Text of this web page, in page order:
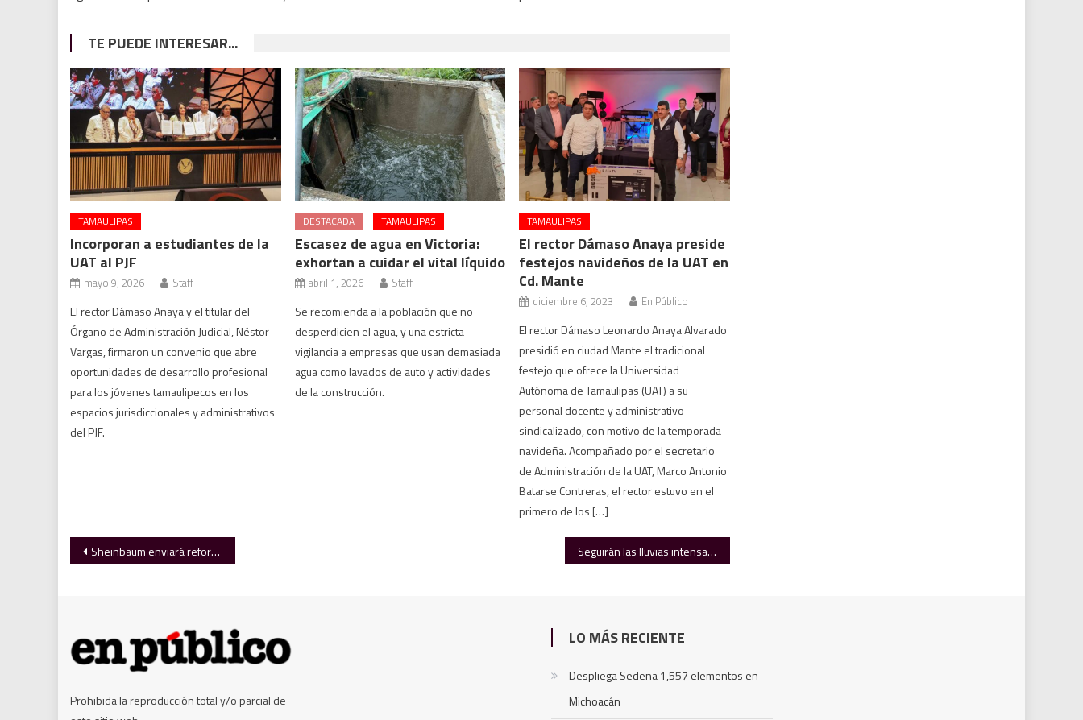
TE PUEDE INTERESAR...
TAMAULIPAS
Incorporan a estudiantes de la
UAT al PJF
mayo 9, 2026 Staff
El rector Dámaso Anaya y el titular del
Órgano de Administración Judicial, Néstor
Vargas, firmaron un convenio que abre
oportunidades de desarrollo profesional
para los jóvenes tamaulipecos en los
espacios jurisdiccionales y administrativos
del PJF.
DESTACADA TAMAULIPAS
Escasez de agua en Victoria:
exhortan a cuidar el vital líquido
abril 1, 2026 Staff
Se recomienda a la población que no
desperdicien el agua, y una estricta
vigilancia a empresas que usan demasiada
agua como lavados de auto y actividades
de la construcción.
TAMAULIPAS
El rector Dámaso Anaya preside
festejos navideños de la UAT en
Cd. Mante
diciembre 6, 2023 En Público
El rector Dámaso Leonardo Anaya Alvarado
presidió en ciudad Mante el tradicional
festejo que ofrece la Universidad
Autónoma de Tamaulipas (UAT) a su
personal docente y administrativo
sindicalizado, con motivo de la temporada
navideña. Acompañado por el secretario
de Administración de la UAT, Marco Antonio
Batarse Contreras, el rector estuvo en el
primero de los […]
Navegación
Sheinbaum enviará reforma para impedir candidatos ligados al crimen Seguirán las lluvias intensas en Tamaulipas hasta el fin de semana
Prohibida la reproducción total y/o parcial de
LO MÁS RECIENTE
Despliega Sedena 1,557 elementos en
Michoacán